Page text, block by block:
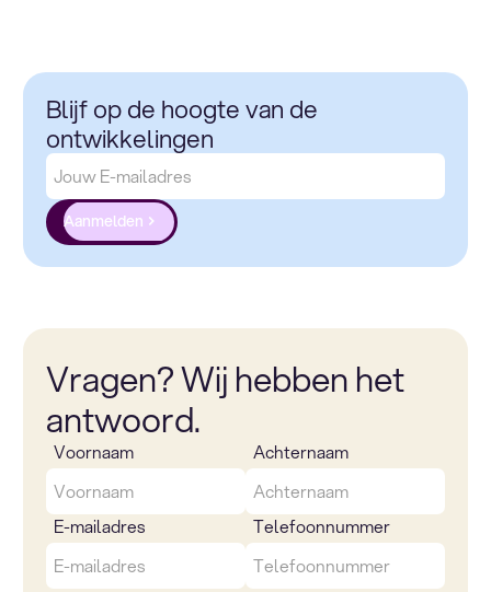
Blijf op de hoogte van de
ontwikkelingen
Aanmelden
Vragen? Wij hebben het
antwoord.
Voornaam Achternaam
E-mailadres Telefoonnummer